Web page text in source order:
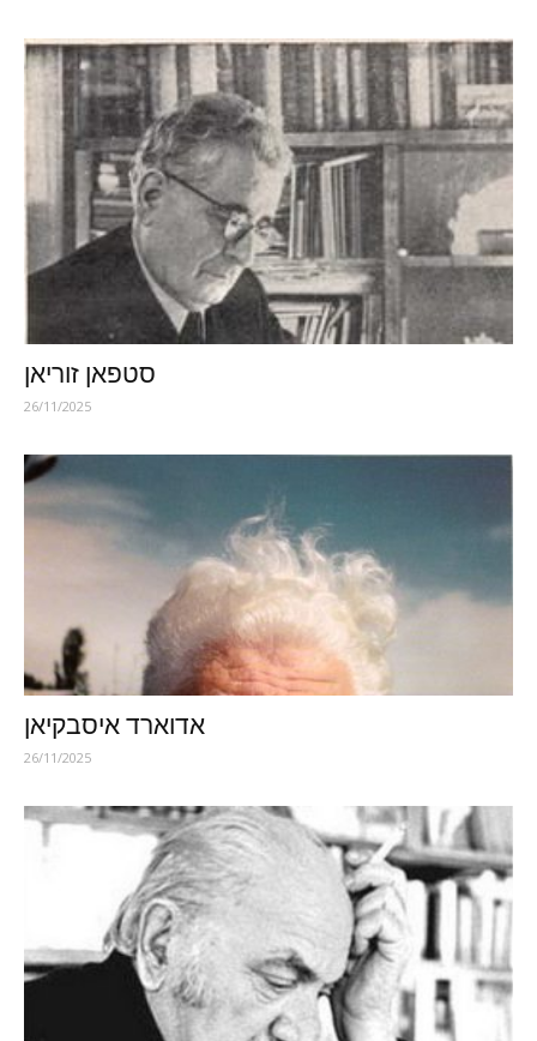
סטפאן זוריאן
26/11/2025
אדוארד איסבקיאן
26/11/2025